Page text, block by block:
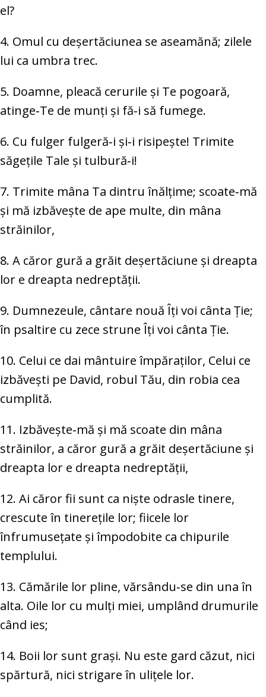
el?
4. Omul cu deșertăciunea se aseamănă; zilele
lui ca umbra trec.
5. Doamne, pleacă cerurile și Te pogoară,
atinge‑Te de munți și fă‑i să fumege.
6. Cu fulger fulgeră‑i și‑i risipește! Trimite
săgețile Tale și tulbură‑i!
7. Trimite mâna Ta dintru înălțime; scoate‑mă
și mă izbăvește de ape multe, din mâna
străinilor,
8. A căror gură a grăit deșertăciune și dreapta
lor e dreapta nedreptății.
9. Dumnezeule, cântare nouă Îți voi cânta Ție;
în psaltire cu zece strune Îți voi cânta Ție.
10. Celui ce dai mântuire împăraților, Celui ce
izbăvești pe David, robul Tău, din robia cea
cumplită.
11. Izbăvește‑mă și mă scoate din mâna
străinilor, a căror gură a grăit deșertăciune și
dreapta lor e dreapta nedreptății,
12. Ai căror fii sunt ca niște odrasle tinere,
crescute în tinerețile lor; fiicele lor
înfrumusețate și împodobite ca chipurile
templului.
13. Cămările lor pline, vărsându‑se din una în
alta. Oile lor cu mulți miei, umplând drumurile
când ies;
14. Boii lor sunt grași. Nu este gard căzut, nici
spărtură, nici strigare în ulițele lor.